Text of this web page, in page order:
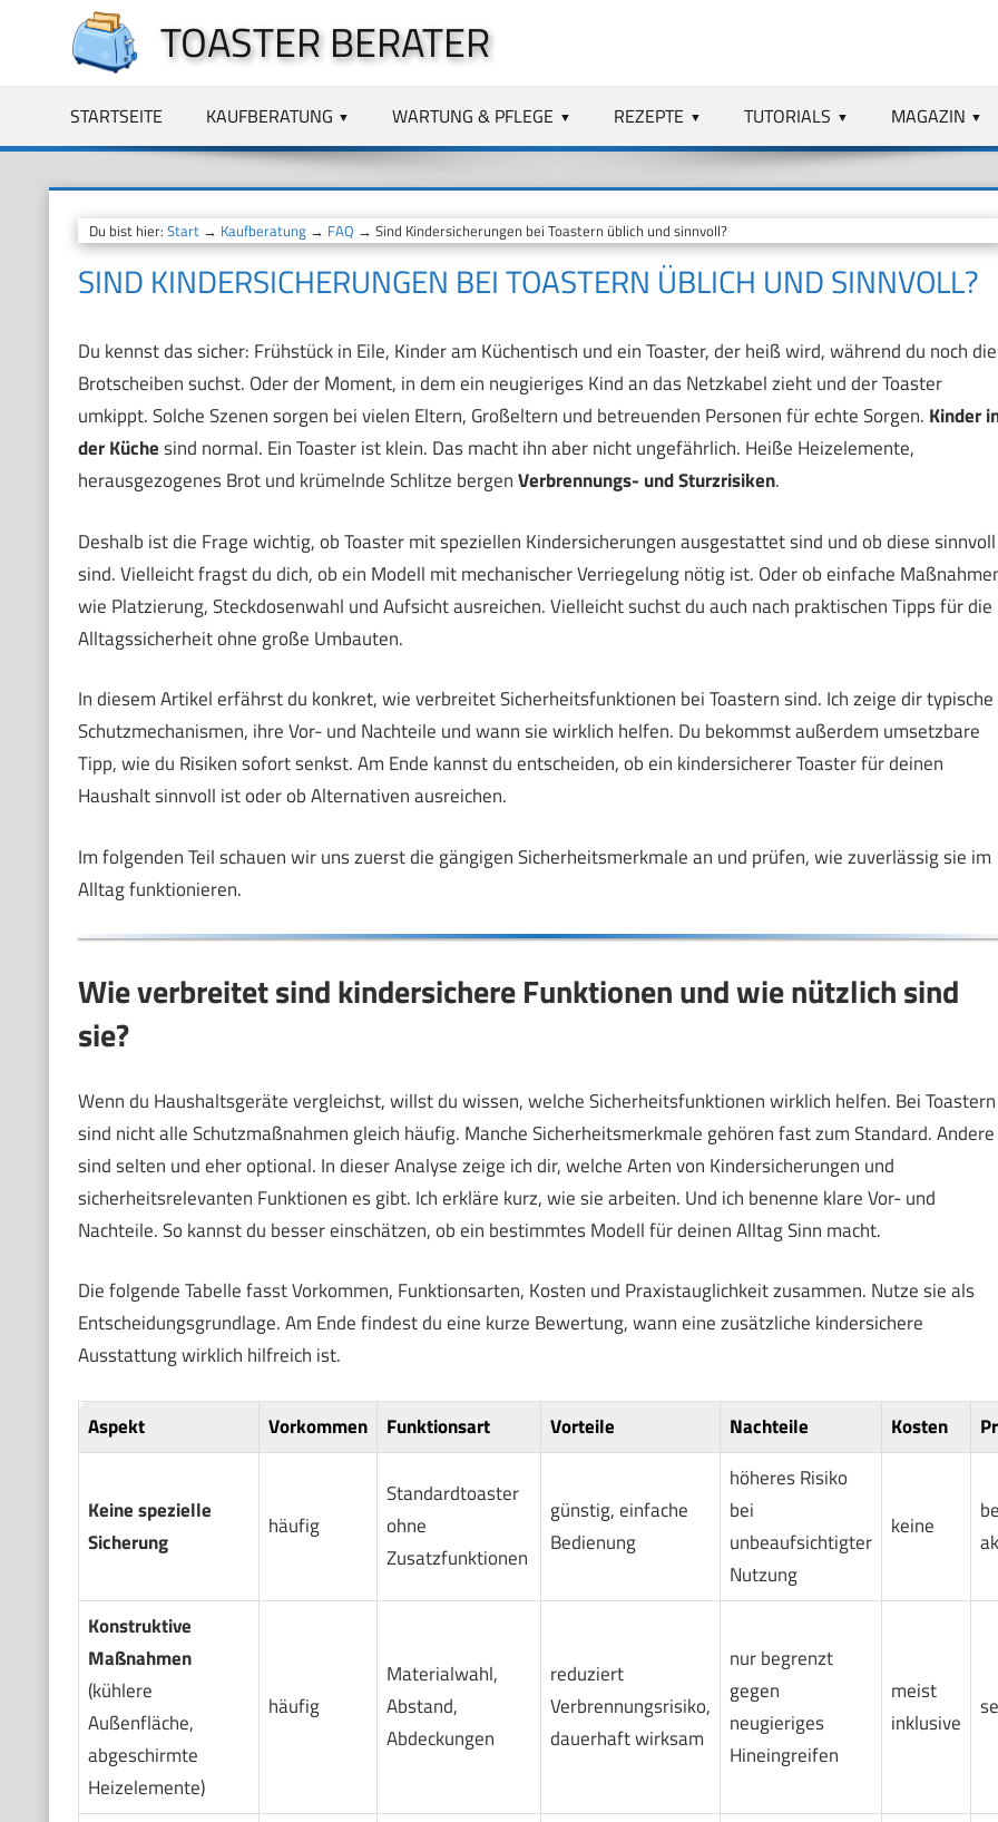
springen
TOASTER BERATER
STARTSEITE KAUFBERATUNG WARTUNG & PFLEGE REZEPTE TUTORIALS MAGAZIN
Du bist hier: Start→ Kaufberatung→ FAQ → Sind Kindersicherungen bei Toastern üblich und sinnvoll?
SIND KINDERSICHERUNGEN BEI TOASTERN ÜBLICH UND SINNVOLL?
Du kennst das sicher: Frühstück in Eile, Kinder am Küchentisch und ein Toaster, der heiß wird, während du noch die
Brotscheiben suchst. Oder der Moment, in dem ein neugieriges Kind an das Netzkabel zieht und der Toaster
umkippt. Solche Szenen sorgen bei vielen Eltern, Großeltern und betreuenden Personen für echte Sorgen. Kinder
der Küchesind normal. Ein Toaster ist klein. Das macht ihn aber nicht ungefährlich. Heiße Heizelemente,
herausgezogenes Brot und krümelnde Schlitze bergenVerbrennungs- und Sturzrisiken.
Deshalb ist die Frage wichtig, ob Toaster mit speziellen Kindersicherungen ausgestattet sind und ob diese sinnvoll
sind. Vielleicht fragst du dich, ob ein Modell mit mechanischer Verriegelung nötig ist. Oder ob einfache
wie Platzierung, Steckdosenwahl und Aufsicht ausreichen. Vielleicht suchst du auch nach praktischen Tipps für die
Alltagssicherheit ohne große Umbauten.
In diesem Artikel erfährst du konkret, wie verbreitet Sicherheitsfunktionen bei Toastern sind. Ich zeige dir typische
Schutzmechanismen, ihre Vor- und Nachteile und wann sie wirklich helfen. Du bekommst außerdem umsetzbare
Tipp, wie du Risiken sofort senkst. Am Ende kannst du entscheiden, ob ein kindersicherer Toaster für deinen
Haushalt sinnvoll ist oder ob Alternativen ausreichen.
Im folgenden Teil schauen wir uns zuerst die gängigen Sicherheitsmerkmale an und prüfen, wie zuverlässig sie im
Alltag funktionieren.
Wie verbreitet sind kindersichere Funktionen und wie nützlich sind
sie?
Wenn du Haushaltsgeräte vergleichst, willst du wissen, welche Sicherheitsfunktionen wirklich helfen. Bei Toastern
sind nicht alle Schutzmaßnahmen gleich häufig. Manche Sicherheitsmerkmale gehören fast zum Standard. Andere
sind selten und eher optional. In dieser Analyse zeige ich dir, welche Arten von Kindersicherungen und
sicherheitsrelevanten Funktionen es gibt. Ich erkläre kurz, wie sie arbeiten. Und ich benenne klare Vor- und
Nachteile. So kannst du besser einschätzen, ob ein bestimmtes Modell für deinen Alltag Sinn macht.
Die folgende Tabelle fasst Vorkommen, Funktionsarten, Kosten und Praxistauglichkeit zusammen. Nutze sie als
Entscheidungsgrundlage. Am Ende findest du eine kurze Bewertung, wann eine zusätzliche kindersichere
Ausstattung wirklich hilfreich ist.
Aspekt Vorkommen Funktionsart Vorteile Nachteile Kosten
Keine spezielle
Sicherung
häufig
Standardtoaster
ohne
Zusatzfunktionen
günstig, einfache
Bedienung
höheres Risiko
bei
unbeaufsichtigter
Nutzung
keine
Konstruktive
Maßnahmen
(kühlere
Außenfläche,
abgeschirmte
Heizelemente)
häufig
Materialwahl,
Abstand,
Abdeckungen
reduziert
Verbrennungsrisiko,
dauerhaft wirksam
nur begrenzt
gegen
neugieriges
Hineingreifen
meist
inklusive